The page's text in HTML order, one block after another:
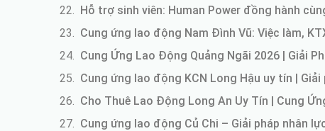
Hỗ trợ sinh viên: Human Power đồng hành
Cung ứng lao động Nam Đình Vũ: Việc làm,
Cung Ứng Lao Động Quảng Ngãi 2026 | Giải
Cung ứng lao động KCN Long Hậu uy tín |
Cho Thuê Lao Động Long An Uy Tín | Cung
Cung ứng lao động Củ Chi – Giải pháp nhân